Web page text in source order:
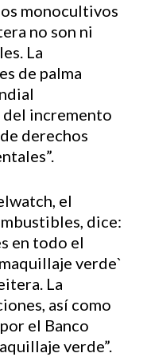
monocultivos
no son ni
La
de palma
incremento
derechos
el
dice:
en todo el
verde`
La
así como
el Banco
verde”.